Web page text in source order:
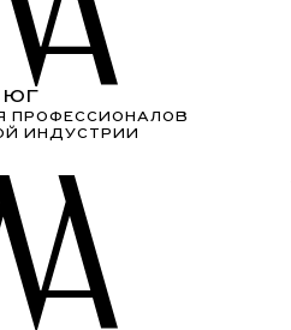
ЮГ
ПРОФЕССИОНАЛОВ
ИНДУСТРИИ